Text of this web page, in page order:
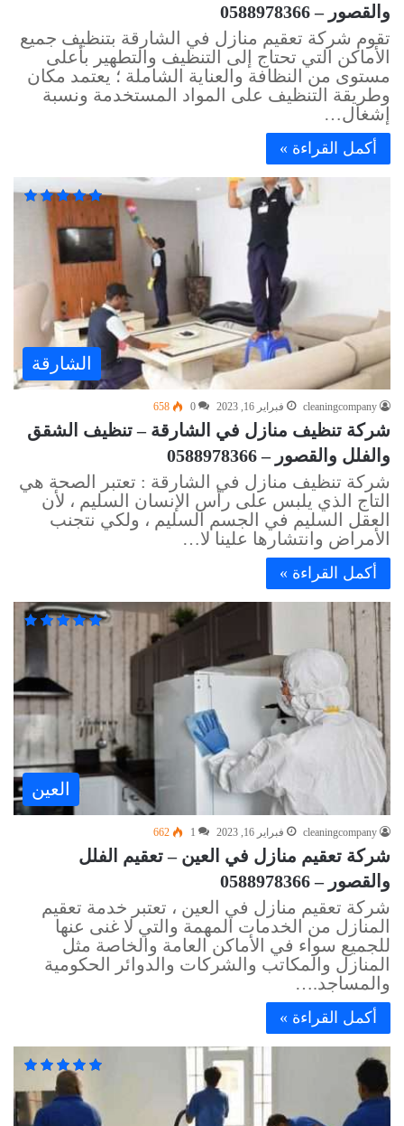
والقصور – 0588978366
تقوم شركة تعقيم منازل في الشارقة بتنظيف جميع
الأماكن التي تحتاج إلى التنظيف والتطهير بأعلى
مستوى من النظافة والعناية الشاملة ؛ يعتمد مكان
وطريقة التنظيف على المواد المستخدمة ونسبة
إشغال…
أكمل القراءة »
الشارقة
cleaningcompany فبراير 16, 2023 0
658
شركة تنظيف منازل في الشارقة – تنظيف الشقق
والفلل والقصور – 0588978366
شركة تنظيف منازل في الشارقة : تعتبر الصحة هي
التاج الذي يلبس على رأس الإنسان السليم ، لأن
العقل السليم في الجسم السليم ، ولكي نتجنب
الأمراض وانتشارها علينا لا…
أكمل القراءة »
العين
cleaningcompany فبراير 16, 2023 1
662
شركة تعقيم منازل في العين – تعقيم الفلل
والقصور – 0588978366
شركة تعقيم منازل في العين ، تعتبر خدمة تعقيم
المنازل من الخدمات المهمة والتي لا غنى عنها
للجميع سواء في الأماكن العامة والخاصة مثل
المنازل والمكاتب والشركات والدوائر الحكومية
والمساجد.…
أكمل القراءة »